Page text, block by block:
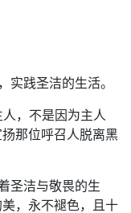
践圣洁的生活。
，不是因为主人
那位呼召人脱离黑
圣洁与敬畏的生
，永不褪色，且十